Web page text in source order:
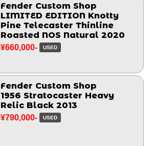
Fender Custom Shop
LIMITED EDITION Knotty
Pine Telecaster Thinline
Roasted NOS Natural 2020
¥660,000- USED
Fender Custom Shop
1956 Stratocaster Heavy
Relic Black 2013
¥790,000- USED